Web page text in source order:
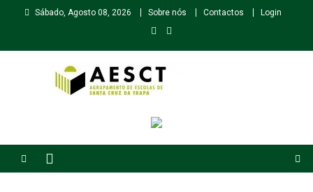
Sábado, Agosto 08, 2026 Sobre nós Contactos Login